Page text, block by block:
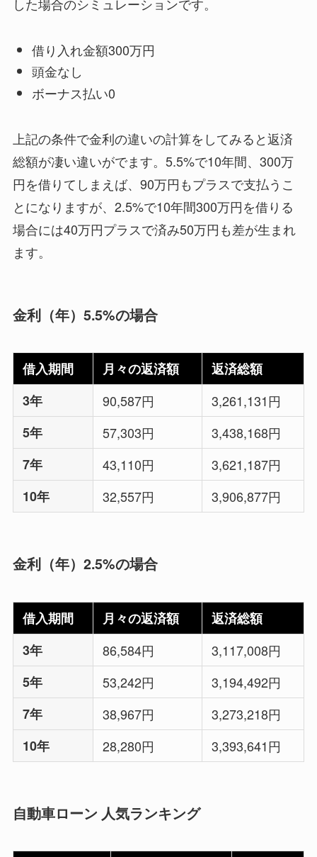
借り入れ金額300万円
頭金なし
ボーナス払い0
上記の条件で金利の違いの計算をしてみると返済
総額が凄い違いがでます。5.5%で10年間、300万
円を借りてしまえば、90万円もプラスで支払うこ
とになりますが、2.5%で10年間300万円を借りる
場合には40万円プラスで済み50万円も差が生まれ
ます。
金利（年）5.5%の場合
借入期間 月々の返済額
返済総額
3年
90,587円
3,261,131円
5年
57,303円
3,438,168円
7年
43,110円
3,621,187円
10年
32,557円 3,906,877円
金利（年）2.5%の場合
借入期間 月々の返済額
返済総額
3年
86,584円
3,117,008円
5年
53,242円
3,194,492円
7年
38,967円
3,273,218円
10年
28,280円 3,393,641円
自動車ローン 人気ランキング